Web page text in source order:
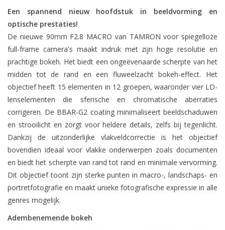
Een spannend nieuw hoofdstuk in beeldvorming en
optische prestaties!
De nieuwe 90mm F2.8 MACRO van TAMRON voor spiegelloze
full-frame camera's maakt indruk met zijn hoge resolutie en
prachtige bokeh. Het biedt een ongeëvenaarde scherpte van het
midden tot de rand en een fluweelzacht bokeh-effect. Het
objectief heeft 15 elementen in 12 groepen, waaronder vier LD-
lenselementen die sferische en chromatische aberraties
corrigeren. De BBAR-G2 coating minimaliseert beeldschaduwen
en strooilicht en zorgt voor heldere details, zelfs bij tegenlicht.
Dankzij de uitzonderlijke vlakveldcorrectie is het objectief
bovendien ideaal voor vlakke onderwerpen zoals documenten
en biedt het scherpte van rand tot rand en minimale vervorming.
Dit objectief toont zijn sterke punten in macro-, landschaps- en
portretfotografie en maakt unieke fotografische expressie in alle
genres mogelijk.
Adembenemende bokeh